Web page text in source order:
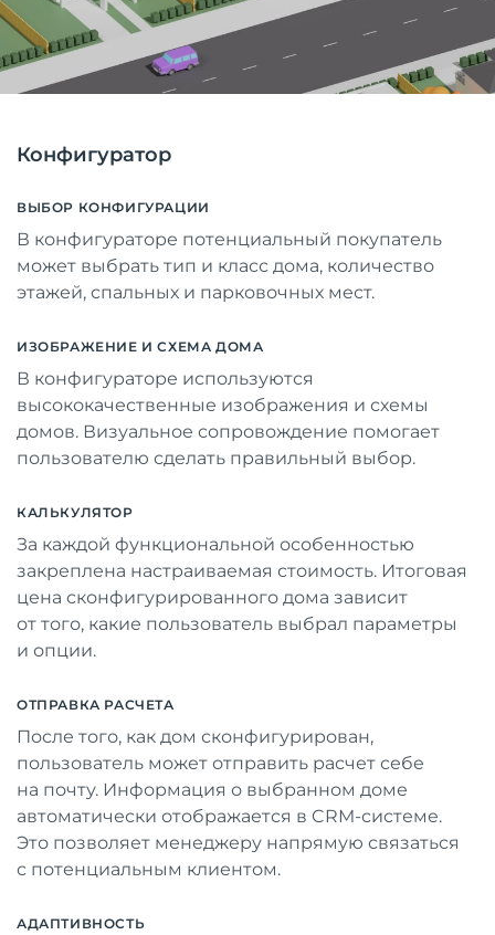
Конфигуратор
ВЫБОР КОНФИГУРАЦИИ
В конфигураторе потенциальный покупатель
может выбрать тип и класс дома, количество
этажей, спальных и парковочных мест.
ИЗОБРАЖЕНИЕ И СХЕМА ДОМА
В конфигураторе используются
высококачественные изображения и схемы
домов. Визуальное сопровождение помогает
пользователю сделать правильный выбор.
КАЛЬКУЛЯТОР
За каждой функциональной особенностью
закреплена настраиваемая стоимость. Итоговая
цена сконфигурированного дома зависит
от того, какие пользователь выбрал параметры
и опции.
ОТПРАВКА РАСЧЕТА
После того, как дом сконфигурирован,
пользователь может отправить расчет себе
на почту. Информация о выбранном доме
автоматически отображается в CRM-системе.
Это позволяет менеджеру напрямую связаться
с потенциальным клиентом.
АДАПТИВНОСТЬ